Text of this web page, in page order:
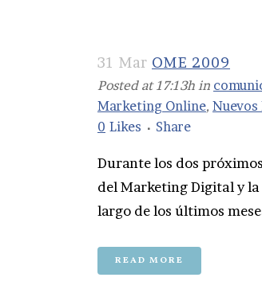
31 Mar OME 2009
Posted at 17:13h in
Marketing Online,
0 Likes Share
Durante los dos
del Marketing Digital y
largo de los últimos
READ MORE